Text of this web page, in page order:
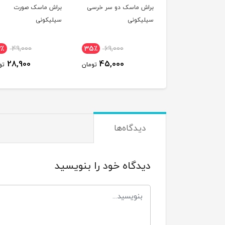
براش ماسک دو سر خرسی
سیلیکونی
69,000 35٪
45,000 تومان
براش ماسک صورت
سیلیکونی
49,000
28,900
دیدگاه‌ها
دیدگاه خود را بنویسید